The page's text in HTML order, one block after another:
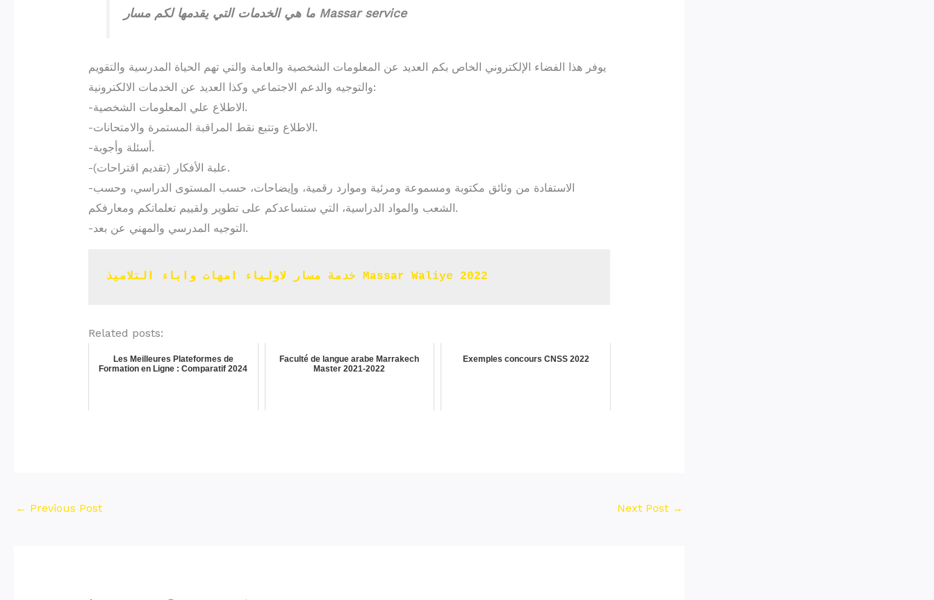
ما هي الخدمات التي يقدمها لكم مسار Massar service
يوفر هذا الفضاء الإلكتروني الخاص بكم العديد عن المعلومات الشخصية والعامة والتي تهم الحياة المدرسية والتقويم
والتوجيه والدعم الاجتماعي وكذا العديد عن الخدمات الالكترونية:
-الاطلاع علي المعلومات الشخصية.
-الاطلاع وتتبع نقط المراقبة المستمرة والامتحانات.
-أسئلة وأجوبة.
-علبة الأفكار (تقديم اقتراحات).
-الاستفادة من وثائق مكتوبة ومسموعة ومرئية وموارد رقمية، وإيضاحات، حسب المستوى الدراسي، وحسب
الشعب والمواد الدراسية، التي ستساعدكم على تطوير ولقييم تعلماتكم ومعارفكم.
-التوجيه المدرسي والمهني عن بعد.
خدمة مسار لاولياء امهات واباء التلاميذ Massar Waliye 2022
Related posts:
Les Meilleures Plateformes de
Formation en Ligne : Comparatif 2024
Faculté de langue arabe Marrakech
Master 2021-2022
Exemples concours CNSS 2022
← Previous Post Next Post →